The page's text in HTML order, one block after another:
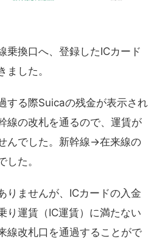
乗換口へ、登録したICカード
ました。
する際Suicaの残金が表示され
線の改札を通るので、運賃が
んでした。新幹線→在来線の
た。
りませんが、ICカードの入金
り運賃（IC運賃）に満たない
線改札口を通過することがで